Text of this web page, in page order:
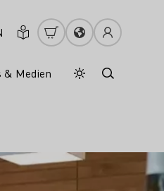
& Medien Tagesmodus
Nachtmodus